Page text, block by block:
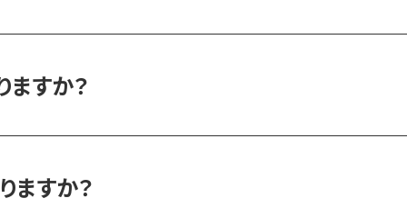
すか？
ますか？